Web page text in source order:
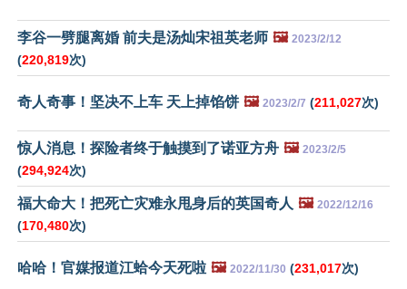
李谷一劈腿离婚 前夫是汤灿宋祖英老师 🖼️ 2023/2/12
(220,819次)
奇人奇事！坚决不上车 天上掉馅饼 🖼️ 2023/2/7 (211,027次)
惊人消息！探险者终于触摸到了诺亚方舟 🖼️ 2023/2/5
(294,924次)
福大命大！把死亡灾难永甩身后的英国奇人 🖼️ 2022/12/16
(170,480次)
哈哈！官媒报道江蛤今天死啦 🖼️ 2022/11/30 (231,017次)